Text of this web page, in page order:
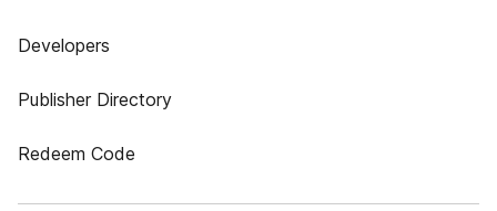
Developers
Publisher Directory
Redeem Code